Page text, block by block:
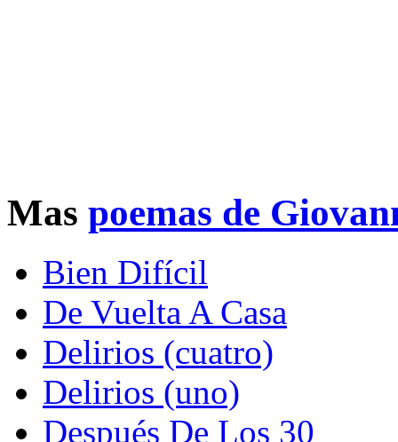
Mas poemas de
Bien Difícil
De Vuelta A Casa
Delirios (cuatro)
Delirios (uno)
Después De Los 30